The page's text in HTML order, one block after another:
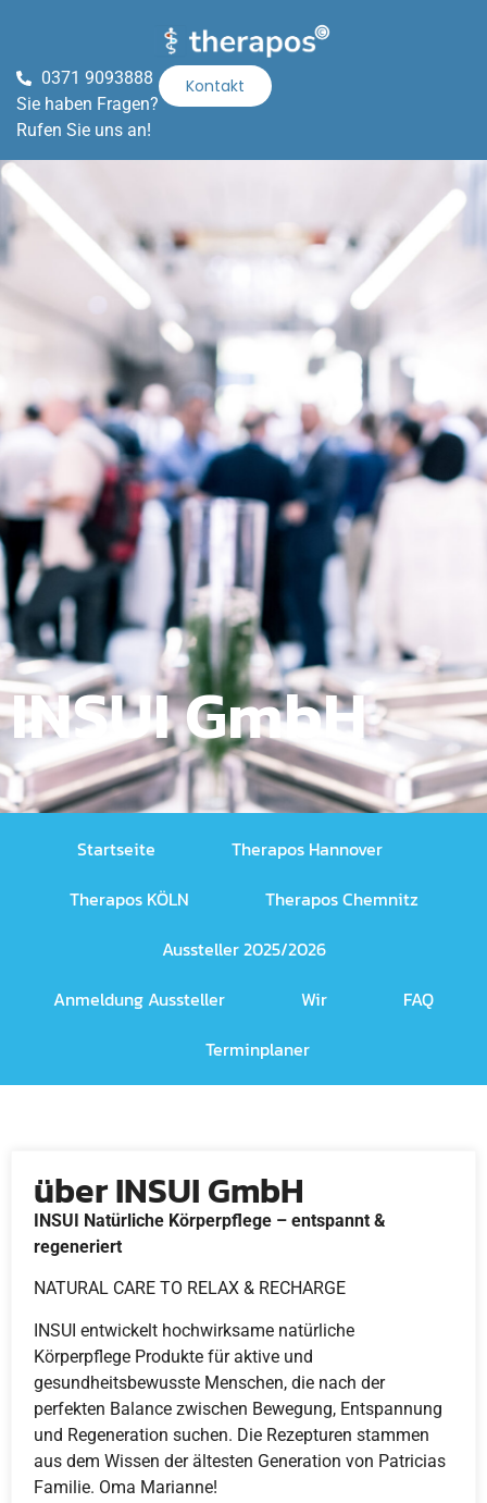
0371 9093888
Sie haben Fragen?
Rufen Sie uns an!
Kontakt
INSUI GmbH
Startseite
Therapos Hannover
Therapos KÖLN
Therapos Chemnitz
Aussteller 2025/2026
Anmeldung Aussteller
Wir
FAQ
Terminplaner
über INSUI GmbH
INSUI Natürliche Körperpflege – entspannt &
regeneriert
NATURAL CARE TO RELAX & RECHARGE
INSUI entwickelt hochwirksame natürliche
Körperpflege Produkte für aktive und
gesundheitsbewusste Menschen, die nach der
perfekten Balance zwischen Bewegung, Entspannung
und Regeneration suchen. Die Rezepturen stammen
aus dem Wissen der ältesten Generation von Patricias
Familie. Oma Marianne!